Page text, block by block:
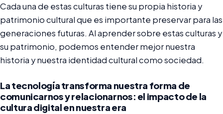
Cada una de estas culturas tiene su propia historia y
patrimonio cultural que es importante preservar para las
generaciones futuras. Al aprender sobre estas culturas y
su patrimonio, podemos entender mejor nuestra
historia y nuestra identidad cultural como sociedad.
La tecnología transforma nuestra forma de
comunicarnos y relacionarnos: el impacto de la
cultura digital en nuestra era